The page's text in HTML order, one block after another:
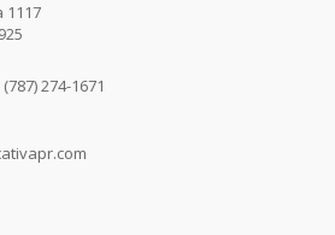
1117
274-1671